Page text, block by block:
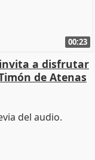
00:23
a disfrutar
de Atenas